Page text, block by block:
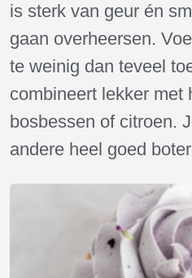
is sterk van geur én
gaan overheersen.
te weinig dan teveel
combineert lekker met
bosbessen of citroen.
andere heel goed